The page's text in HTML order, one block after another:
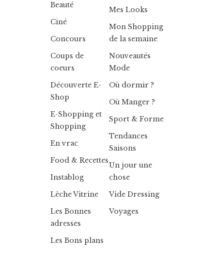
Beauté
Ciné
Concours
Coups de
coeurs
Découverte E-
Shop
E-Shopping et
Shopping
En vrac
Food & Recettes
Instablog
Lèche Vitrine
Les Bonnes
adresses
Les Bons plans
Mes Looks
Mon Shopping
de la semaine
Nouveautés
Mode
Où dormir ?
Où Manger ?
Sport & Forme
Tendances
Saisons
Un jour une
chose
Vide Dressing
Voyages